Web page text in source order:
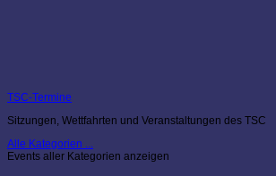
TSC-Termine
Sitzungen, Wettfahrten und Veranstaltungen des TSC
Alle Kategorien ...
Events aller Kategorien anzeigen